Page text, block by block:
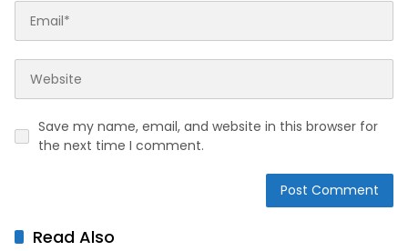
Save my name, email, and website in this browser for
the next time I comment.
Read Also